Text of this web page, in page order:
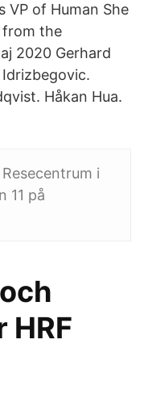
VP of Human She
from the
2020 Gerhard
Idrizbegovic.
Håkan Hua.
i
11 på